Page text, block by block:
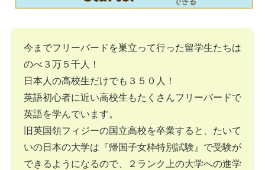
今までフリーバードを巣立って行った留学生たちは
のべ３万５千人！
日本人の高校生だけでも３５０人！
英語初心者に近い高校生もたくさんフリーバードで
英語を学んでいます。
旧英国領フィジーの国立高校を卒業すると、たいて
いの日本の大学は『帰国子女枠特別試験』で受験が
できるようになるので、２ランク上の大学への進学